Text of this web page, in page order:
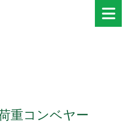
重コンベヤー